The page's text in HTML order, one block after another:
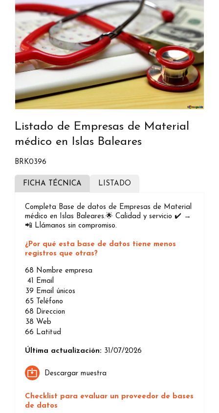
Listado de Empresas de Material
médico en Islas Baleares
BRK0396
FICHA TÉCNICA LISTADO
Completa Base de datos de Empresas de Material
médico en Islas Baleares.🌟 Calidad y servicio ✔️ →
📲 Llámanos sin compromiso.
¿Por qué esta base de datos tiene menos
registros que otras?
68 Nombre empresa
41 Email
39 Email únicos
65 Teléfono
68 Direccion
38 Web
66 Latitud
Última actualización: 31/07/2026
Descargar muestra
Checklist para evaluar un proveedor de bases
de datos